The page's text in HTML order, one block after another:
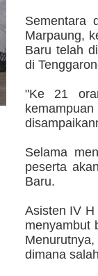
Sementara
Marpaung,
Baru telah
di
"Ke 21
Selama
peserta
Baru.
Asisten IV H
menyambut
dimana